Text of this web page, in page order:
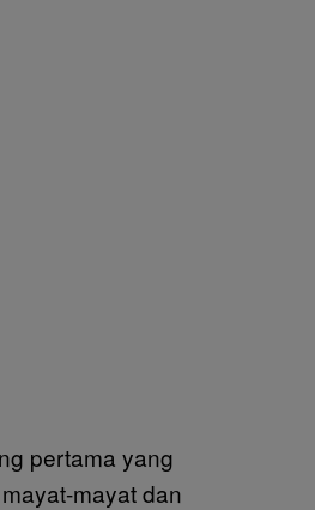
pertama yang
mayat dan